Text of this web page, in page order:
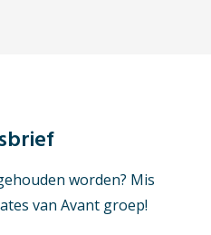
worden? Mis
van Avant groep!